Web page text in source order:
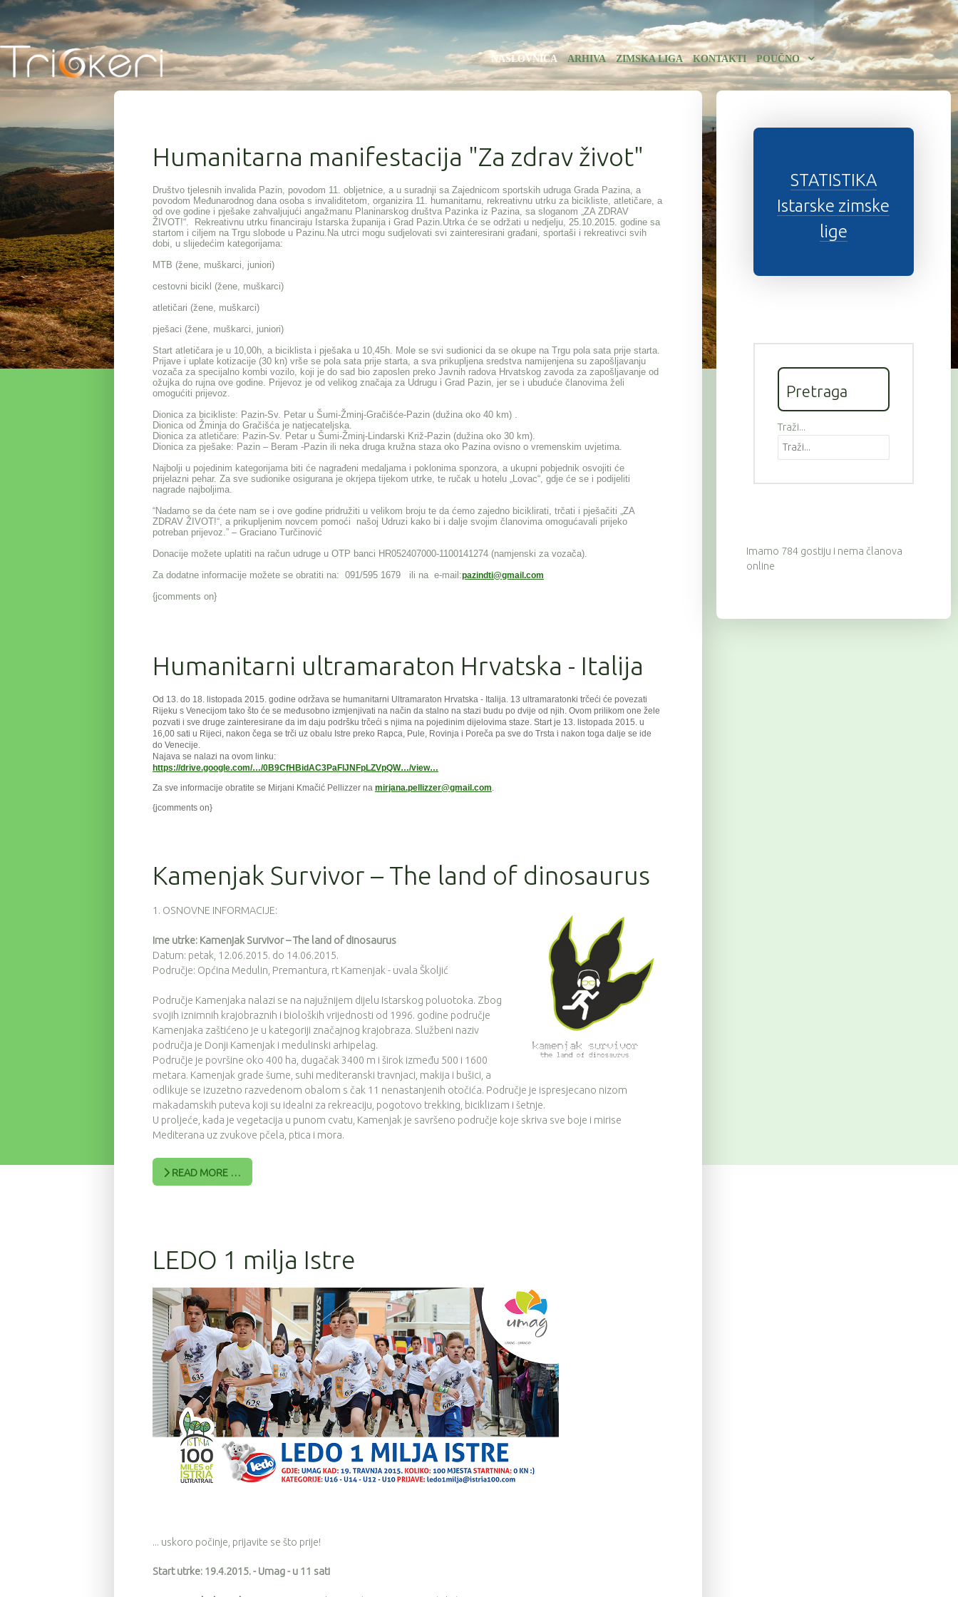
NASLOVNICA ARHIVA ZIMSKA LIGA KONTAKTI POUČNO
Humanitarna manifestacija "Za zdrav život"
Društvo tjelesnih invalida Pazin, povodom 11. obljetnice, a u suradnji sa Zajednicom sportskih udruga Grada Pazina, a
povodom Međunarodnog dana osoba s invaliditetom, organizira 11. humanitarnu, rekreativnu utrku za bicikliste, atletičare, a
od ove godine i pješake zahvaljujući angažmanu Planinarskog društva Pazinka iz Pazina, sa sloganom „ZA ZDRAV
ŽIVOT!“. Rekreativnu utrku financiraju Istarska županija i Grad Pazin.Utrka će se održati u nedjelju, 25.10.2015. godine sa
startom i ciljem na Trgu slobode u Pazinu.Na utrci mogu sudjelovati svi zainteresirani građani, sportaši i rekreativci svih
dobi, u slijedećim kategorijama:
MTB (žene, muškarci, juniori)
cestovni bicikl (žene, muškarci)
atletičari (žene, muškarci)
pješaci (žene, muškarci, juniori)
Start atletičara je u 10,00h, a biciklista i pješaka u 10,45h. Mole se svi sudionici da se okupe na Trgu pola sata prije starta.
Prijave i uplate kotizacije (30 kn) vrše se pola sata prije starta, a sva prikupljena sredstva namijenjena su zapošljavanju
vozača za specijalno kombi vozilo, koji je do sad bio zaposlen preko Javnih radova Hrvatskog zavoda za zapošljavanje od
ožujka do rujna ove godine. Prijevoz je od velikog značaja za Udrugu i Grad Pazin, jer se i ubuduće članovima želi
omogućiti prijevoz.
Dionica za bicikliste: Pazin-Sv. Petar u Šumi-Žminj-Gračišće-Pazin (dužina oko 40 km) .
Dionica od Žminja do Gračišća je natjecateljska.
Dionica za atletičare: Pazin-Sv. Petar u Šumi-Žminj-Lindarski Križ-Pazin (dužina oko 30 km).
Dionica za pješake: Pazin – Beram -Pazin ili neka druga kružna staza oko Pazina ovisno o vremenskim uvjetima.
Najbolji u pojedinim kategorijama biti će nagrađeni medaljama i poklonima sponzora, a ukupni pobjednik osvojiti će
prijelazni pehar. Za sve sudionike osigurana je okrjepa tijekom utrke, te ručak u hotelu „Lovac“, gdje će se i podijeliti
nagrade najboljima.
“Nadamo se da ćete nam se i ove godine pridružiti u velikom broju te da ćemo zajedno biciklirati, trčati i pješačiti „ZA
ZDRAV ŽIVOT!“, a prikupljenim novcem pomoći našoj Udruzi kako bi i dalje svojim članovima omogućavali prijeko
potreban prijevoz.” – Graciano Turčinović
Donacije možete uplatiti na račun udruge u OTP banci HR052407000-1100141274 (namjenski za vozača).
Za dodatne informacije možete se obratiti na: 091/595 1679 ili na e-mail:pazindti@gmail.com
{jcomments on}
Humanitarni ultramaraton Hrvatska - Italija
Od 13. do 18. listopada 2015. godine održava se humanitarni Ultramaraton Hrvatska - Italija. 13 ultramaratonki trčeći će povezati
Rijeku s Venecijom tako što će se međusobno izmjenjivati na način da stalno na stazi budu po dvije od njih. Ovom prilikom one žele
pozvati i sve druge zainteresirane da im daju podršku trčeći s njima na pojedinim dijelovima staze. Start je 13. listopada 2015. u
16,00 sati u Rijeci, nakon čega se trči uz obalu Istre preko Rapca, Pule, Rovinja i Poreča pa sve do Trsta i nakon toga dalje se ide
do Venecije.
Najava se nalazi na ovom linku:
https://drive.google.com/…/0B9CfHBidAC3PaFlJNFpLZVpQW…/view…
Za sve informacije obratite se Mirjani Kmačić Pellizzer na mirjana.pellizzer@gmail.com.
{jcomments on}
Kamenjak Survivor – The land of dinosaurus
1. OSNOVNE INFORMACIJE:
Ime utrke: Kamenjak Survivor – The land of dinosaurus
Datum: petak, 12.06.2015. do 14.06.2015.
Područje: Općina Medulin, Premantura, rt Kamenjak - uvala Školjić
Područje Kamenjaka nalazi se na najužnijem dijelu Istarskog poluotoka. Zbog
svojih iznimnih krajobraznih i bioloških vrijednosti od 1996. godine područje
Kamenjaka zaštićeno je u kategoriji značajnog krajobraza. Službeni naziv
područja je Donji Kamenjak i medulinski arhipelag.
Područje je površine oko 400 ha, dugačak 3400 m i širok između 500 i 1600
metara. Kamenjak grade šume, suhi mediteranski travnjaci, makija i bušici, a
odlikuje se izuzetno razvedenom obalom s čak 11 nenastanjenih otočića. Područje je ispresjecano nizom
makadamskih puteva koji su idealni za rekreaciju, pogotovo trekking, biciklizam i šetnje.
U proljeće, kada je vegetacija u punom cvatu, Kamenjak je savršeno područje koje skriva sve boje i mirise
Mediterana uz zvukove pčela, ptica i mora.
READ MORE …
LEDO 1 milja Istre
... uskoro počinje, prijavite se što prije!
Start utrke: 19.4.2015. - Umag - u 11 sati
STATISTIKA
Istarske zimske
lige
Pretraga
Traži...
Imamo 784 gostiju i nema članova
online